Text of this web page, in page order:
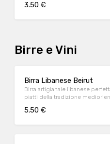
3.50 €
Birre e Vini
Birra Libanese Beirut
Birra artigianale libanese
piatti della tradizione
5.50 €